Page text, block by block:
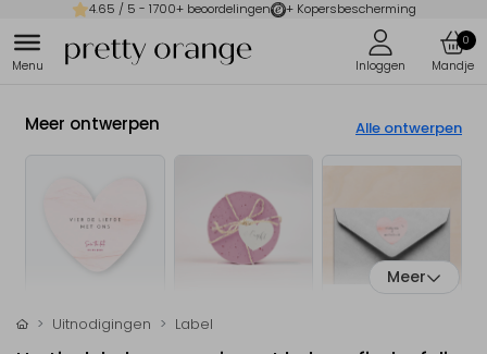
4.65 / 5 - 1700+ beoordelingen + Kopersbescherming
0
Meer ontwerpen Alle ontwerpen
Meer
Uitnodigingen Label